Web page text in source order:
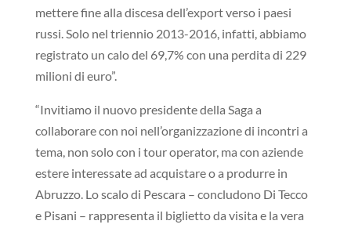
mettere fine alla discesa dell’export verso i paesi
russi. Solo nel triennio 2013-2016, infatti, abbiamo
registrato un calo del 69,7% con una perdita di 229
milioni di euro”.
“Invitiamo il nuovo presidente della Saga a
collaborare con noi nell’organizzazione di incontri a
tema, non solo con i tour operator, ma con aziende
estere interessate ad acquistare o a produrre in
Abruzzo. Lo scalo di Pescara – concludono Di Tecco
e Pisani – rappresenta il biglietto da visita e la vera